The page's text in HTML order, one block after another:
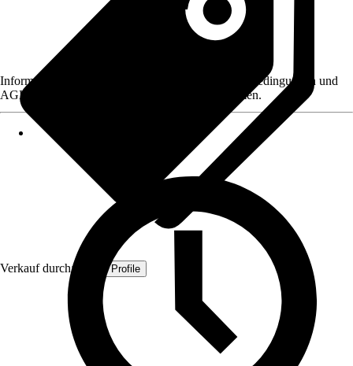
Verkauf durch: Quest Profile
Informationen des Verkäufers, wie z. B. Rückgabebedingungen und
AGB, finden Sie bei Klick auf den Verkäufernamen.